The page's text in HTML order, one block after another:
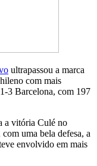
ultrapassou a marca
com mais
3 Barcelona, com 197
a vitória Culé no
uma bela defesa, a
envolvido em mais